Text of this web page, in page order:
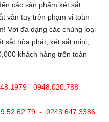
các sản phẩm két sắt
vân tay trên phạm vi toàn
Với đa dạng các chủng loại
sắt hòa phát, két sắt mini,
khách hàng trên toàn
- 0948.020.788 -
- 0243.647.3386